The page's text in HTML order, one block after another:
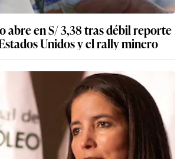
abre en S/ 3,38 tras débil reporte
Unidos y el rally minero